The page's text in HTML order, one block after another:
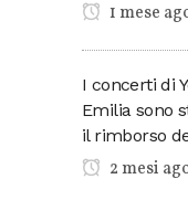
1 mese
I concerti di
Emilia sono
il rimborso
2 mesi